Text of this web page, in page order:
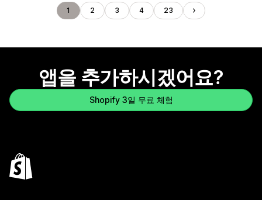
1 2 3 4 23
앱을 추가하시겠어요?
Shopify 3일 무료 체험